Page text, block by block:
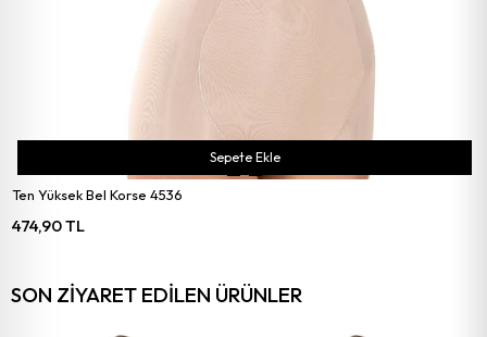
Ten Yüksek Bel Korse 4536
474,90 TL
Sepete Ekle
SON ZIYARET EDILEN ÜRÜNLER